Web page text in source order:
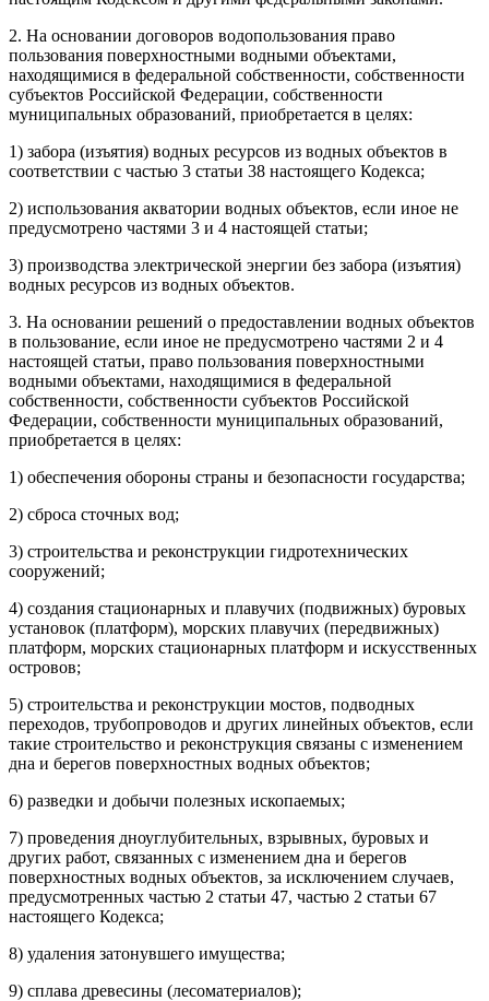
2. На основании договоров водопользования право
пользования поверхностными водными объектами,
находящимися в федеральной собственности, собственности
субъектов Российской Федерации, собственности
муниципальных образований, приобретается в целях:
1) забора (изъятия) водных ресурсов из водных объектов в
соответствии с частью 3 статьи 38 настоящего Кодекса;
2) использования акватории водных объектов, если иное не
предусмотрено частями 3 и 4 настоящей статьи;
3) производства электрической энергии без забора (изъятия)
водных ресурсов из водных объектов.
3. На основании решений о предоставлении водных объектов
в пользование, если иное не предусмотрено частями 2 и 4
настоящей статьи, право пользования поверхностными
водными объектами, находящимися в федеральной
собственности, собственности субъектов Российской
Федерации, собственности муниципальных образований,
приобретается в целях:
1) обеспечения обороны страны и безопасности государства;
2) сброса сточных вод;
3) строительства и реконструкции гидротехнических
сооружений;
4) создания стационарных и плавучих (подвижных) буровых
установок (платформ), морских плавучих (передвижных)
платформ, морских стационарных платформ и искусственных
островов;
5) строительства и реконструкции мостов, подводных
переходов, трубопроводов и других линейных объектов, если
такие строительство и реконструкция связаны с изменением
дна и берегов поверхностных водных объектов;
6) разведки и добычи полезных ископаемых;
7) проведения дноуглубительных, взрывных, буровых и
других работ, связанных с изменением дна и берегов
поверхностных водных объектов, за исключением случаев,
предусмотренных частью 2 статьи 47, частью 2 статьи 67
настоящего Кодекса;
8) удаления затонувшего имущества;
9) сплава древесины (лесоматериалов);